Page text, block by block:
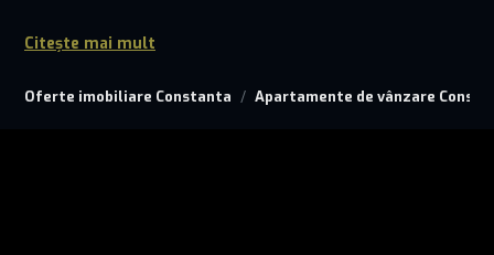
Oferte imobiliare Constanta Apartamente de vânzare
Constanței, Tomis Plus Celine Elegance Residence este un
arhitectura modernă cu cele mai înalte standarde de
Citește mai mult